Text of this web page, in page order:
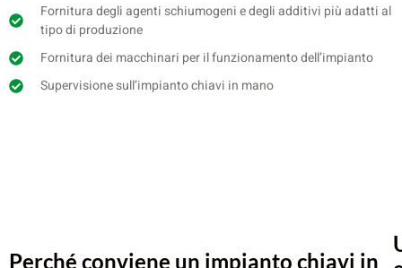
Fornitura degli agenti schiumogeni e degli additivi più adatti al
tipo di produzione
Fornitura dei macchinari per il funzionamento dell’impianto
Supervisione sull’impianto chiavi in mano
Perché conviene un impianto chiavi in